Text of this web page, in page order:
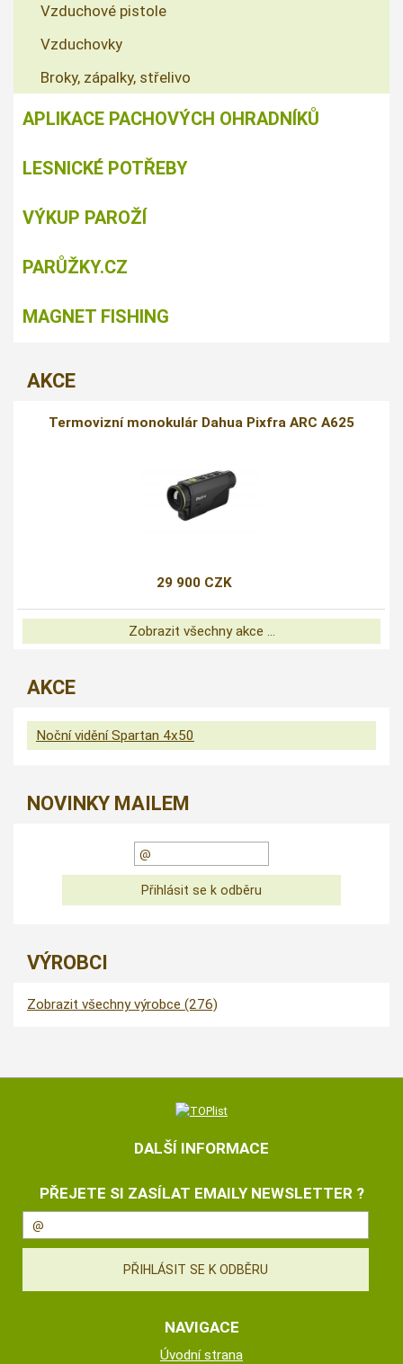
Vzduchové pistole
Vzduchovky
Broky, zápalky, střelivo
APLIKACE PACHOVÝCH OHRADNÍKŮ
LESNICKÉ POTŘEBY
VÝKUP PAROŽÍ
PARŮŽKY.CZ
MAGNET FISHING
AKCE
Termovizní monokulár Dahua Pixfra ARC A625
29 900 CZK
Zobrazit všechny akce ...
AKCE
Noční vidění Spartan 4x50
NOVINKY MAILEM
VÝROBCI
Zobrazit všechny výrobce (276)
DALŠÍ INFORMACE
PŘEJETE SI ZASÍLAT EMAILY NEWSLETTER ?
NAVIGACE
Úvodní strana